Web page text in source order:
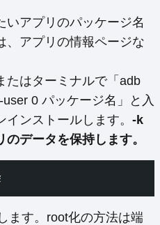
いアプリのパッケージ名
、アプリの情報ページな
たはターミナルで「adb
0 パッケージ名」と入
ンストールします。 -k
データを保持します。
ます。root化の方法は端